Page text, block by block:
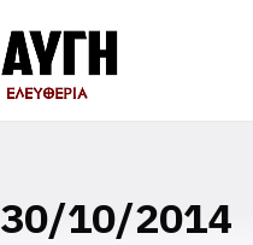
30/10/2014